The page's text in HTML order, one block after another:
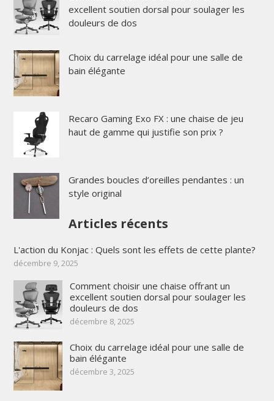
excellent soutien dorsal pour soulager les
douleurs de dos
Choix du carrelage idéal pour une salle de
bain élégante
Recaro Gaming Exo FX : une chaise de jeu
haut de gamme qui justifie son prix ?
Grandes boucles d’oreilles pendantes : un
style original
Articles récents
L'action du Konjac : Quels sont les effets de cette plante?
décembre 9, 2025
Comment choisir une chaise offrant un
excellent soutien dorsal pour soulager les
douleurs de dos
décembre 8, 2025
Choix du carrelage idéal pour une salle de
bain élégante
décembre 3, 2025